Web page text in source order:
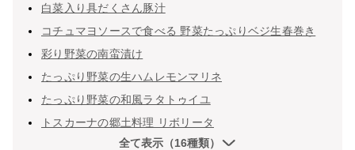
白菜入り具だくさん豚汁
コチュマヨソースで食べる 野菜たっぷりベジ生春巻き
彩り野菜の南蛮漬け
たっぷり野菜の生ハムレモンマリネ
たっぷり野菜の和風ラタトゥイユ
トスカーナの郷土料理 リボリータ
全て表示（16種類）